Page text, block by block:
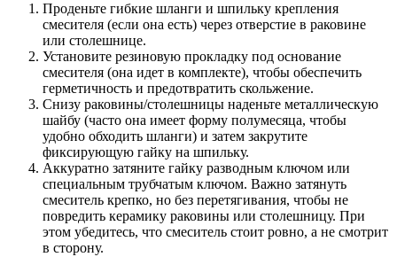
Проденьте гибкие шланги и шпильку крепления
смесителя (если она есть) через отверстие в раковине
или столешнице.
Установите резиновую прокладку под основание
смесителя (она идет в комплекте), чтобы обеспечить
герметичность и предотвратить скольжение.
Снизу раковины/столешницы наденьте металлическую
шайбу (часто она имеет форму полумесяца, чтобы
удобно обходить шланги) и затем закрутите
фиксирующую гайку на шпильку.
Аккуратно затяните гайку разводным ключом или
специальным трубчатым ключом. Важно затянуть
смеситель крепко, но без перетягивания, чтобы не
повредить керамику раковины или столешницу. При
этом убедитесь, что смеситель стоит ровно, а не смотрит
в сторону.